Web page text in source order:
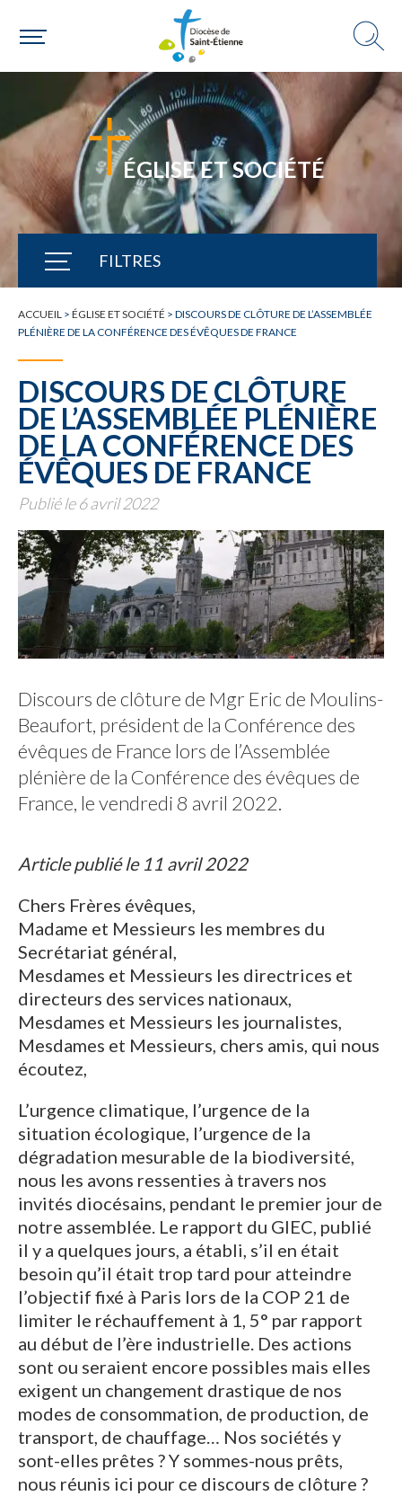
ÉGLISE ET SOCIÉTÉ
FILTRES
TOUTE L'ACTUALITÉ
ACCUEIL > ÉGLISE ET SOCIÉTÉ > DISCOURS DE CLÔTURE DE L’ASSEMBLÉE
PLÉNIÈRE DE LA CONFÉRENCE DES ÉVÊQUES DE FRANCE
DISCOURS DE CLÔTURE
DE L’ASSEMBLÉE PLÉNIÈRE
DE LA CONFÉRENCE DES
ÉVÊQUES DE FRANCE
Publié le 6 avril 2022
Discours de clôture de Mgr Eric de Moulins-
Beaufort, président de la Conférence des
évêques de France lors de l’Assemblée
plénière de la Conférence des évêques de
France, le vendredi 8 avril 2022.
Article publié le 11 avril 2022
Chers Frères évêques,
Madame et Messieurs les membres du
Secrétariat général,
Mesdames et Messieurs les directrices et
directeurs des services nationaux,
Mesdames et Messieurs les journalistes,
Mesdames et Messieurs, chers amis, qui nous
écoutez,
L’urgence climatique, l’urgence de la
situation écologique, l’urgence de la
dégradation mesurable de la biodiversité,
nous les avons ressenties à travers nos
invités diocésains, pendant le premier jour de
notre assemblée. Le rapport du GIEC, publié
il y a quelques jours, a établi, s’il en était
besoin qu’il était trop tard pour atteindre
l’objectif fixé à Paris lors de la COP 21 de
limiter le réchauffement à 1, 5° par rapport
au début de l’ère industrielle. Des actions
sont ou seraient encore possibles mais elles
exigent un changement drastique de nos
modes de consommation, de production, de
transport, de chauffage… Nos sociétés y
sont-elles prêtes ? Y sommes-nous prêts,
nous réunis ici pour ce discours de clôture ?